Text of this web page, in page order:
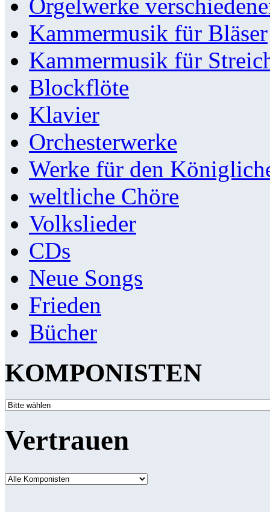
Orgelwerke
Kammermusik für Bläser
Kammermusik für
Blockflöte
Klavier
Orchesterwerke
Werke für den
weltliche Chöre
Volkslieder
CDs
Neue Songs
Frieden
Bücher
KOMPONISTEN
Vertrauen